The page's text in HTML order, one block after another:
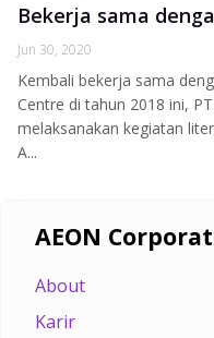
Bekerja sama
Jun 30, 2020
Kembali bekerja sama
Centre di tahun 2018 ini,
melaksanakan kegiatan
A...
AEON
About
Karir